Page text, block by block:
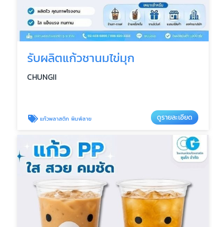
รับผลิตแก้วชานมไข่มุก
CHUNGII
แก้วพลาสติก พิมพ์ลาย ดูรายละเอียด